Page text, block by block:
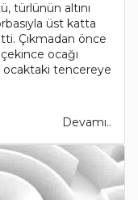
türlünün altını
üst katta
Çıkmadan önce
ocağı
tencereye
Devamı..